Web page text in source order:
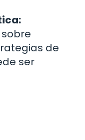
de
ser